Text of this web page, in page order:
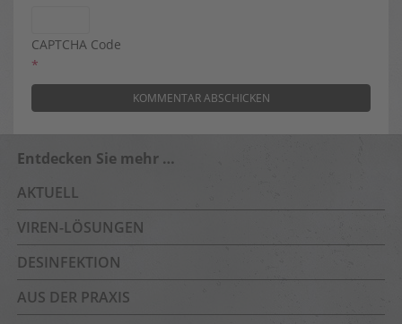
CAPTCHA Code
*
Entdecken Sie mehr …
AKTUELL
VIREN-LÖSUNGEN
DESINFEKTION
AUS DER PRAXIS